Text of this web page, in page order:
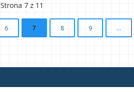
Strona 7 z 11
6 7 8 9 ...